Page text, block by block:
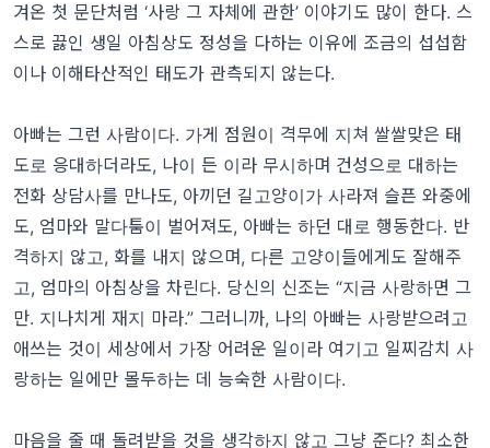
겨온 첫 문단처럼 ‘사랑 그 자체에 관한’ 이야기도 많이 한다. 스
스로 끓인 생일 아침상도 정성을 다하는 이유에 조금의 섭섭함
이나 이해타산적인 태도가 관측되지 않는다.
아빠는 그런 사람이다. 가게 점원이 격무에 지쳐 쌀쌀맞은 태
도로 응대하더라도, 나이 든 이라 무시하며 건성으로 대하는
전화 상담사를 만나도, 아끼던 길고양이가 사라져 슬픈 와중에
도, 엄마와 말다툼이 벌어져도, 아빠는 하던 대로 행동한다. 반
격하지 않고, 화를 내지 않으며, 다른 고양이들에게도 잘해주
고, 엄마의 아침상을 차린다. 당신의 신조는 “지금 사랑하면 그
만. 지나치게 재지 마라.” 그러니까, 나의 아빠는 사랑받으려고
애쓰는 것이 세상에서 가장 어려운 일이라 여기고 일찌감치 사
랑하는 일에만 몰두하는 데 능숙한 사람이다.
마음을 줄 때 돌려받을 것을 생각하지 않고 그냥 준다? 최소한